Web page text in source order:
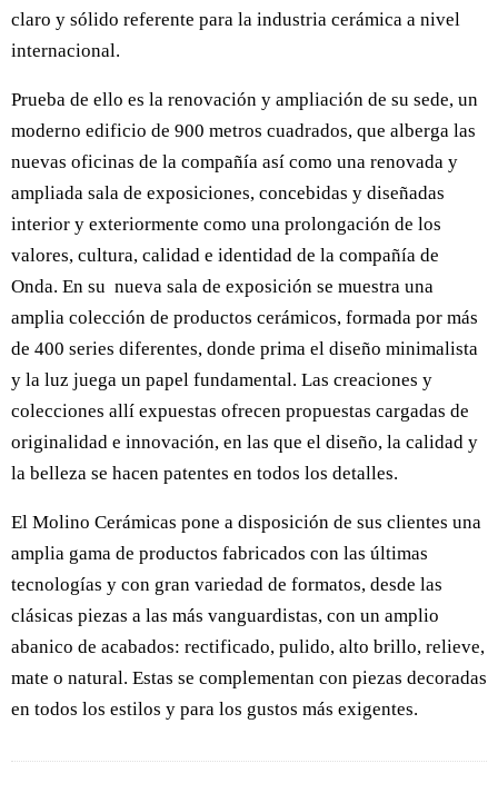
claro y sólido referente para la industria cerámica a nivel
internacional.
Prueba de ello es la renovación y ampliación de su sede, un
moderno edificio de 900 metros cuadrados, que alberga las
nuevas oficinas de la compañía así como una renovada y
ampliada sala de exposiciones, concebidas y diseñadas
interior y exteriormente como una prolongación de los
valores, cultura, calidad e identidad de la compañía de
Onda. En su nueva sala de exposición se muestra una
amplia colección de productos cerámicos, formada por más
de 400 series diferentes, donde prima el diseño minimalista
y la luz juega un papel fundamental. Las creaciones y
colecciones allí expuestas ofrecen propuestas cargadas de
originalidad e innovación, en las que el diseño, la calidad y
la belleza se hacen patentes en todos los detalles.
El Molino Cerámicas pone a disposición de sus clientes una
amplia gama de productos fabricados con las últimas
tecnologías y con gran variedad de formatos, desde las
clásicas piezas a las más vanguardistas, con un amplio
abanico de acabados: rectificado, pulido, alto brillo, relieve,
mate o natural. Estas se complementan con piezas decoradas
en todos los estilos y para los gustos más exigentes.